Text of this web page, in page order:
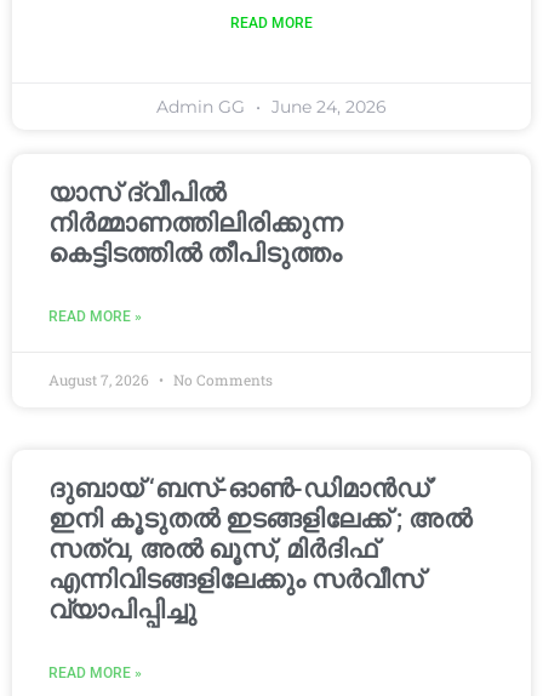
READ MORE
Admin GG June 24, 2026
യാസ് ദ്വീപിൽ
നിർമ്മാണത്തിലിരിക്കുന്ന
കെട്ടിടത്തിൽ തീപിടുത്തം
READ MORE »
August 7, 2026 No Comments
ദുബായ് ‘ബസ്-ഓൺ-ഡിമാൻഡ്’
ഇനി കൂടുതൽ ഇടങ്ങളിലേക്ക് ; അൽ
സത്വ, അൽ ഖൂസ്, മിർദിഫ്
എന്നിവിടങ്ങളിലേക്കും സർവീസ്
വ്യാപിപ്പിച്ചു
READ MORE »